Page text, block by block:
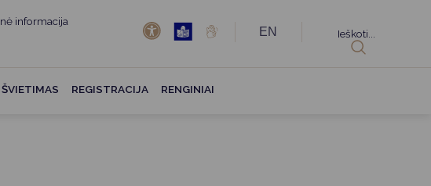
informacija
EN
ŠVIETIMAS REGISTRACIJA RENGINIAI